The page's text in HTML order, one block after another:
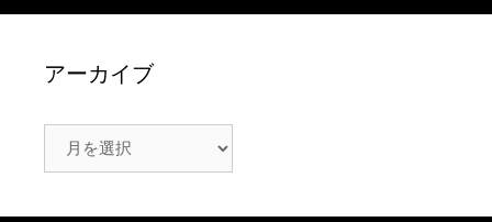
アーカイブ
ー